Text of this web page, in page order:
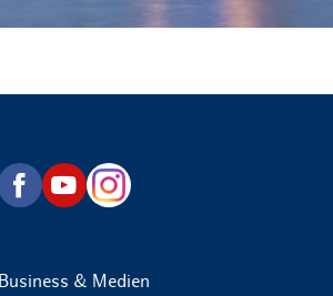
zurück zur Startseite
Business & Medien